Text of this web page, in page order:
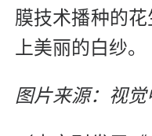
膜技术播种的
上美丽的白纱。
图片来源：视觉